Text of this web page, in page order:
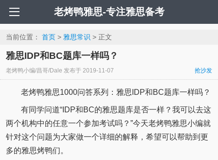
老烤鸭雅思-专注雅思备考
当前位置： 首页> 雅思常识 > 正文
雅思IDP和BC题库一样吗？
老烤鸭小编/昌哥/Dale 发布于 2019-11-07 抢沙发
老烤鸭雅思1000问答系列：雅思IDP和BC题库一样吗？
有同学问道“IDP和BC的雅思题库是否一样？我可以去这
两个机构中的任意一个参加考试吗？”今天老烤鸭雅思小编就
针对这个问题为大家做一个详细的解释，希望可以帮助到更
多的雅思烤鸭们。